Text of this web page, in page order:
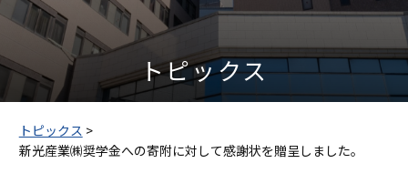
トピックス
トピックス >
新光産業㈱奨学金への寄附に対して感謝状を贈呈しました。